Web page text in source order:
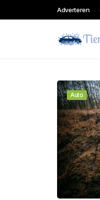
Adverteren
Auto